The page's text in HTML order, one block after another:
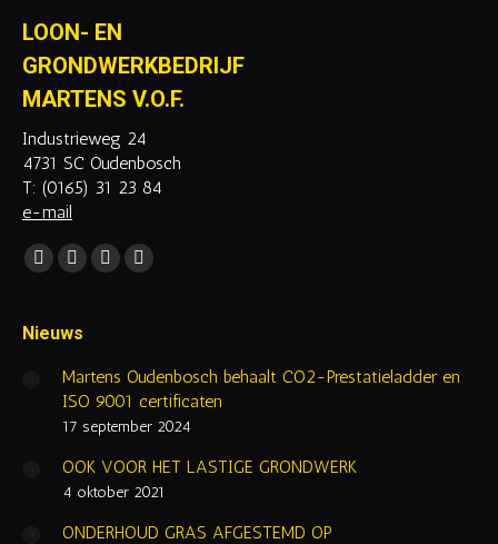
LOON- EN
GRONDWERKBEDRIJF
MARTENS V.O.F.
Industrieweg 24
4731 SC Oudenbosch
T: (0165) 31 23 84
e-mail
Vind ons op:
Facebook
opens
new
window
YouTube
opens
new
window
Mail
new
window
Website
new
window
Nieuws
Martens Oudenbosch behaalt CO2-Prestatieladder en
ISO 9001 certificaten
17 september 2024
OOK VOOR HET LASTIGE GRONDWERK
4 oktober 2021
ONDERHOUD GRAS AFGESTEMD OP